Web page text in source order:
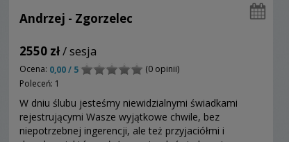
Andrzej - Zgorzelec
2550 zł/ sesja
Ocena: 0,00 / 5
(0 opinii)
Poleceń: 1
W dniu ślubu jesteśmy niewidzialnymi świadkami
rejestrującymi Wasze wyjątkowe chwile, bez
niepotrzebnej ingerencji, ale też przyjaciółmi i